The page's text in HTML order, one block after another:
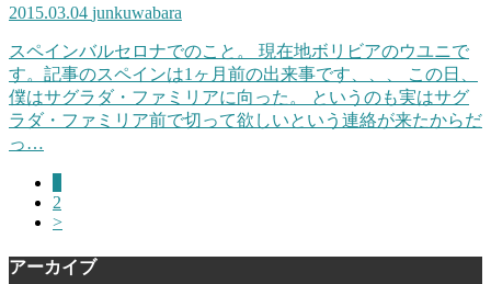
2015.03.04 junkuwabara
スペインバルセロナでのこと。 現在地ボリビアのウユニで
す。記事のスペインは1ヶ月前の出来事です、、、 この日、
僕はサグラダ・ファミリアに向った。 というのも実はサグ
ラダ・ファミリア前で切って欲しいという連絡が来たからだ
っ…
2
>
アーカイブ